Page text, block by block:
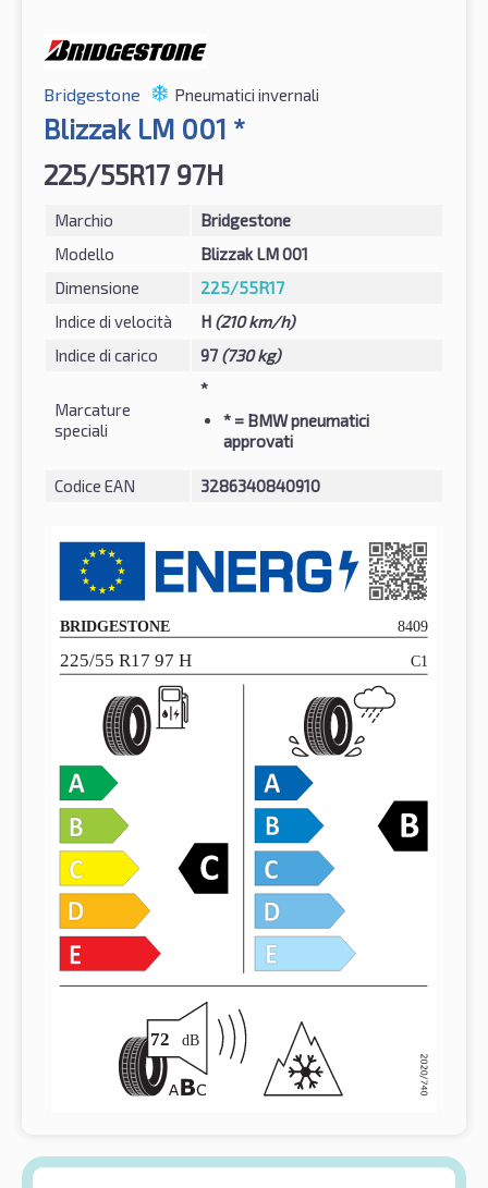
Bridgestone Pneumatici invernali
Blizzak LM 001 *
225/55R17 97H
Marchio
Bridgestone
Modello
Blizzak LM 001
Dimensione
225/55R17
Indice di velocità
H (210 km/h)
Indice di carico
97 (730 kg)
Marcature
speciali
*
* = BMW pneumatici
approvati
Codice EAN 3286340840910